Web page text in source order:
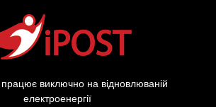
виключно на відновлюваній
електроенергії